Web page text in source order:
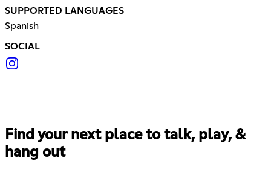
SUPPORTED LANGUAGES
Spanish
SOCIAL
Find your next place to talk, play, &
hang out